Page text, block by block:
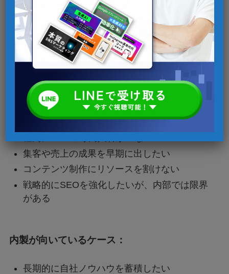
継続性
社内体制に
依存、属人
化のリスク
あり
契約ベース
での安定運
用が可能
外注が向いているケース：
集客や売上の成果を早期に出したい
コンテンツ制作にリソースを割けない
戦略的にSEOを強化したいが、内部では限界
がある
内製が向いているケース：
長期的に自社ノウハウを蓄積したい